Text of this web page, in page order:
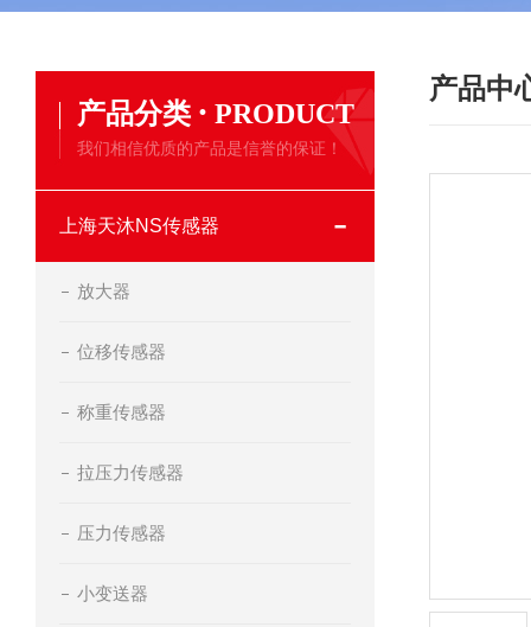
产品中
产品分类 · PRODUCT
我们相信优质的产品是信誉的保证！
上海天沐NS传感器
放大器
位移传感器
称重传感器
拉压力传感器
压力传感器
小变送器